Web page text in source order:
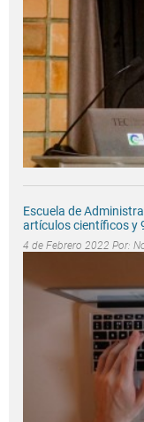
Escuela de
artículos científicos y
4 de Febrero 2022 Por: